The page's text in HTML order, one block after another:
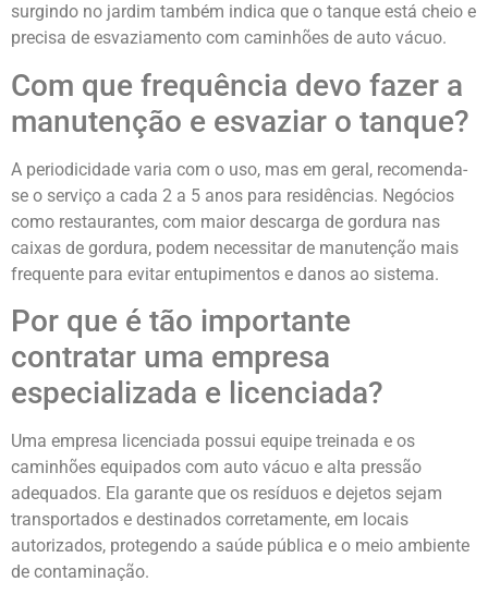
surgindo no jardim também indica que o tanque está cheio e
precisa de esvaziamento com caminhões de auto vácuo.
Com que frequência devo fazer a
manutenção e esvaziar o tanque?
A periodicidade varia com o uso, mas em geral, recomenda-
se o serviço a cada 2 a 5 anos para residências. Negócios
como restaurantes, com maior descarga de gordura nas
caixas de gordura, podem necessitar de manutenção mais
frequente para evitar entupimentos e danos ao sistema.
Por que é tão importante
contratar uma empresa
especializada e licenciada?
Uma empresa licenciada possui equipe treinada e os
caminhões equipados com auto vácuo e alta pressão
adequados. Ela garante que os resíduos e dejetos sejam
transportados e destinados corretamente, em locais
autorizados, protegendo a saúde pública e o meio ambiente
de contaminação.